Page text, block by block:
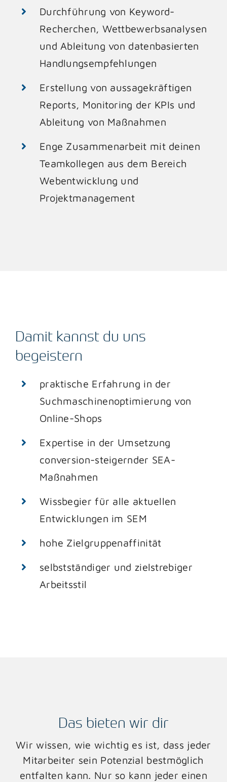
Durchführung von Keyword-
Recherchen, Wettbewerbsanalysen
und Ableitung von datenbasierten
Handlungsempfehlungen
Erstellung von aussagekräftigen
Reports, Monitoring der KPIs und
Ableitung von Maßnahmen
Enge Zusammenarbeit mit deinen
Teamkollegen aus dem Bereich
Webentwicklung und
Projektmanagement
Damit kannst du uns
begeistern
praktische Erfahrung in der
Suchmaschinenoptimierung von
Online-Shops
Expertise in der Umsetzung
conversion-steigernder SEA-
Maßnahmen
Wissbegier für alle aktuellen
Entwicklungen im SEM
hohe Zielgruppenaffinität
selbstständiger und zielstrebiger
Arbeitsstil
Das bieten wir dir
Wir wissen, wie wichtig es ist, dass jeder
Mitarbeiter sein Potenzial bestmöglich
entfalten kann. Nur so kann jeder einen